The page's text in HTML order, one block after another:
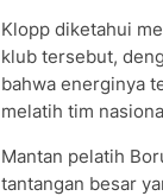
Klopp diketahui
klub tersebut,
bahwa energinya
melatih tim
Mantan pelatih
tantangan besar